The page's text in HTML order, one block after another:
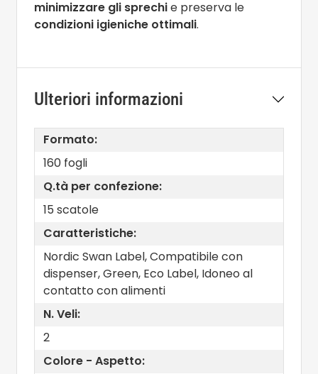
minimizzare gli sprechie preserva le
condizioni igieniche ottimali.
Ulteriori informazioni
Formato:
160 fogli
Q.tà per confezione:
15 scatole
Caratteristiche:
Nordic Swan Label, Compatibile con
dispenser, Green, Eco Label, Idoneo al
contatto con alimenti
N. Veli:
2
Colore - Aspetto: